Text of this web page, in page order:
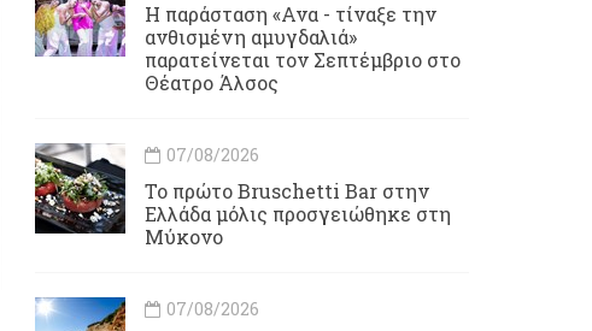
Η παράσταση «Ανα - τίναξε την
ανθισμένη αμυγδαλιά»
παρατείνεται τον Σεπτέμβριο στο
Θέατρο Άλσος
07/08/2026
Το πρώτο Bruschetti Bar στην
Ελλάδα μόλις προσγειώθηκε στη
Μύκονο
07/08/2026